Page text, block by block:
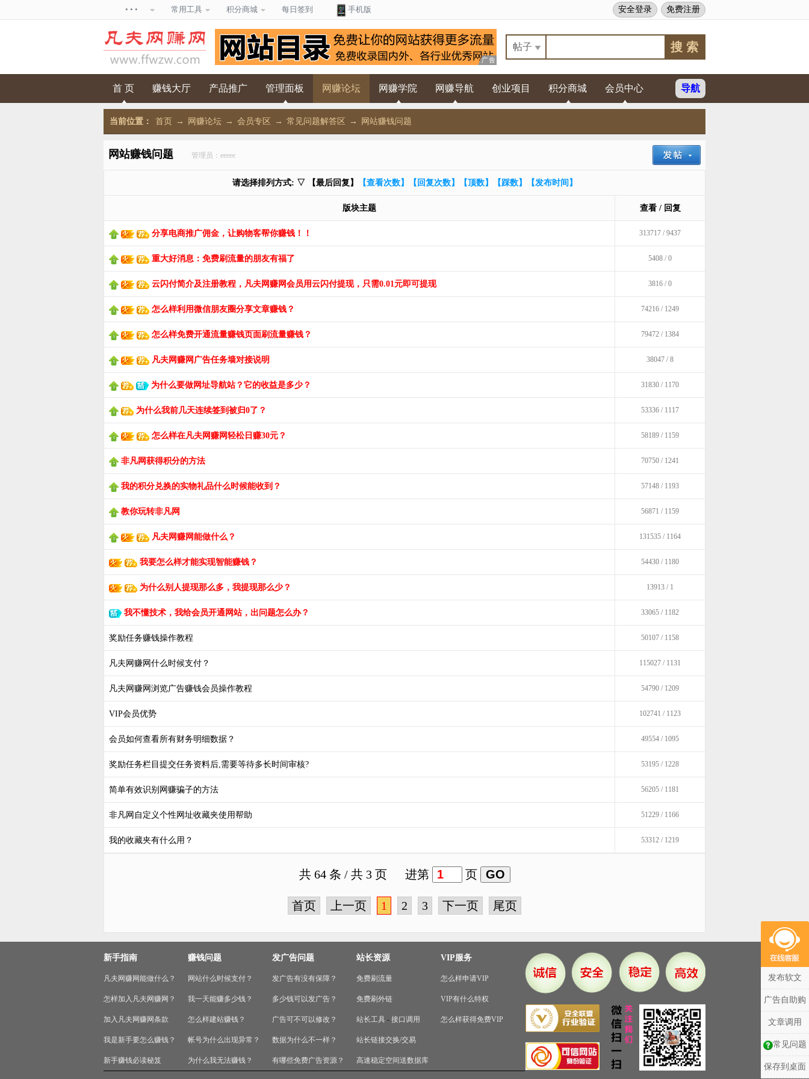
• • • 常用工具 积分商城 每日签到 手机版 免费注册
安全登录
首 页 赚钱大厅 产品推广 管理面板 网赚论坛 网赚学院 网赚导航 创业项目 积分商城 会员中心 导航
当前位置： 首页 → 网赚论坛 → 会员专区 → 常见问题解答区 → 网站赚钱问题
网站赚钱问题 管理员：eeeee
请选择排列方式: ▽ 【最后回复】 【查看次数】 【回复次数】 【顶数】 【踩数】 【发布时间】
版块主题 查看 / 回复
分享电商推广佣金，让购物客帮你赚钱！！ 313717 / 9437
重大好消息：免费刷流量的朋友有福了 5408 / 0
云闪付简介及注册教程，凡夫网赚网会员用云闪付提现，只需0.01元即可提现 3816 / 0
怎么样利用微信朋友圈分享文章赚钱？ 74216 / 1249
怎么样免费开通流量赚钱页面刷流量赚钱？ 79472 / 1384
凡夫网赚网广告任务墙对接说明 38047 / 8
为什么要做网址导航站？它的收益是多少？ 31830 / 1170
为什么我前几天连续签到被归0了？ 53336 / 1117
怎么样在凡夫网赚网轻松日赚30元？ 58189 / 1159
非凡网获得积分的方法 70750 / 1241
我的积分兑换的实物礼品什么时候能收到？ 57148 / 1193
教你玩转非凡网 56871 / 1159
凡夫网赚网能做什么？ 131535 / 1164
我要怎么样才能实现智能赚钱？ 54430 / 1180
为什么别人提现那么多，我提现那么少？ 13913 / 1
我不懂技术，我给会员开通网站，出问题怎么办？ 33065 / 1182
奖励任务赚钱操作教程 50107 / 1158
凡夫网赚网什么时候支付？ 115027 / 1131
凡夫网赚网浏览广告赚钱会员操作教程 54790 / 1209
VIP会员优势 102741 / 1123
会员如何查看所有财务明细数据？ 49554 / 1095
奖励任务栏目提交任务资料后,需要等待多长时间审核? 53195 / 1228
简单有效识别网赚骗子的方法 56205 / 1181
非凡网自定义个性网址收藏夹使用帮助 51229 / 1166
我的收藏夹有什么用？ 53312 / 1219
共 64 条 / 共 3 页 进第 页
首页 上一页 1 2 3 下一页 尾页
新手指南
凡夫网赚网能做什么？
怎样加入凡夫网赚网？
加入凡夫网赚网条款
我是新手要怎么赚钱？
新手赚钱必读秘笈
赚钱问题
网站什么时候支付？
我一天能赚多少钱？
怎么样建站赚钱？
帐号为什么出现异常？
为什么我无法赚钱？
发广告问题
发广告有没有保障？
多少钱可以发广告？
广告可不可以修改？
数据为什么不一样？
有哪些免费广告资源？
站长资源
免费刷流量
免费刷外链
站长工具 - 接口调用
站长链接交换/交易
高速稳定空间送数据库
VIP服务
怎么样申请VIP
VIP有什么特权
怎么样获得免费VIP
发布软文
广告自助购
文章调用
常见问题
保存到桌面